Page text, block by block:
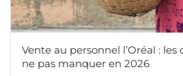
Vente au personnel l’Oréal : les
ne pas manquer en 2026